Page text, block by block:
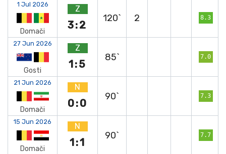
1 Jul 2026
Domači
Z
3:2
120` 2 8.3
27 Jun 2026
Gosti
Z
1:5
85` 7.0
21 Jun 2026
Domači
N
0:0
90` 7.3
15 Jun 2026
Domači
N
1:1
90` 7.7